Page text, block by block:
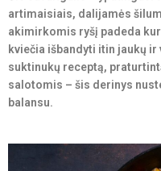
artimaisiais, dalijamės
akimirkomis ryšį padeda
kviečia išbandyti itin jaukų
suktinukų receptą,
salotomis – šis derinys
balansu.